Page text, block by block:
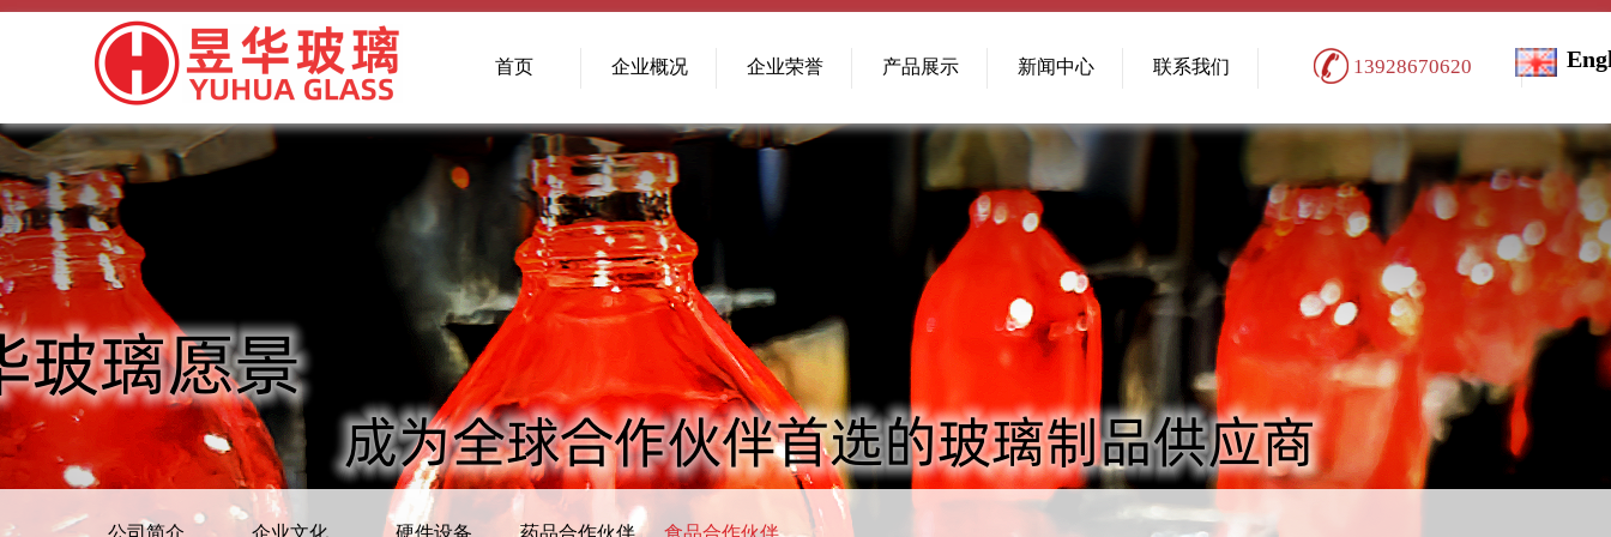
首页 企业概况 企业荣誉 产品展示 新闻中心 联系我们 13928670620
公司简介 企业文化 硬件设备 药品合作伙伴 食品合作伙伴